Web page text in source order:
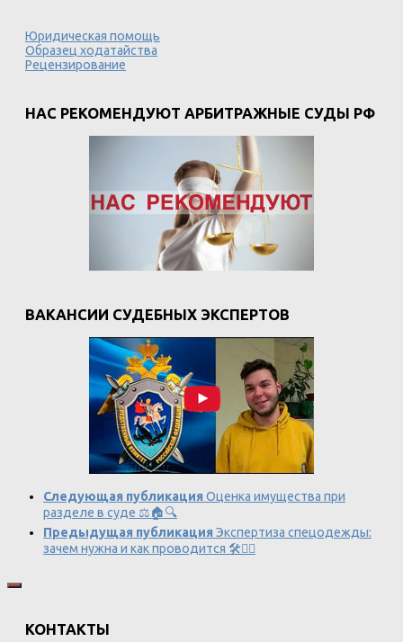
Юридическая помощь
Образец ходатайства
Рецензирование
НАС РЕКОМЕНДУЮТ АРБИТРАЖНЫЕ СУДЫ РФ
ВАКАНСИИ СУДЕБНЫХ ЭКСПЕРТОВ
Следующая публикация Оценка имущества при
разделе в суде ⚖️🏠🔍
Предыдущая публикация Экспертиза спецодежды:
зачем нужна и как проводится 🛠️👷‍♂️
КОНТАКТЫ